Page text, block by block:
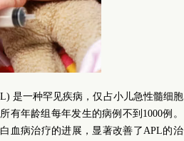
是一种罕见疾病，仅占小儿急性髓细胞
有年龄组每年发生的病例不到1000例。
血病治疗的进展，显著改善了APL的治